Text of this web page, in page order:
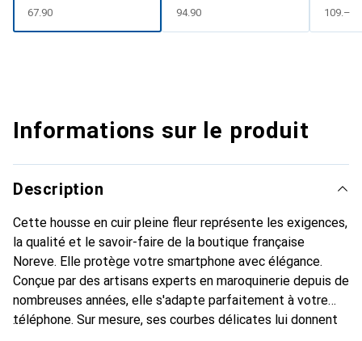
)CHF
67.90 CHF
94.90 CHF
109.–
Informations sur le produit
Description
Cette housse en cuir pleine fleur représente les exigences,
la qualité et le savoir-faire de la boutique française
Noreve. Elle protège votre smartphone avec élégance.
Conçue par des artisans experts en maroquinerie depuis de
nombreuses années, elle s'adapte parfaitement à votre
téléphone. Sur mesure, ses courbes délicates lui donnent